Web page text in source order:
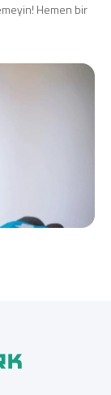
Hemen bir